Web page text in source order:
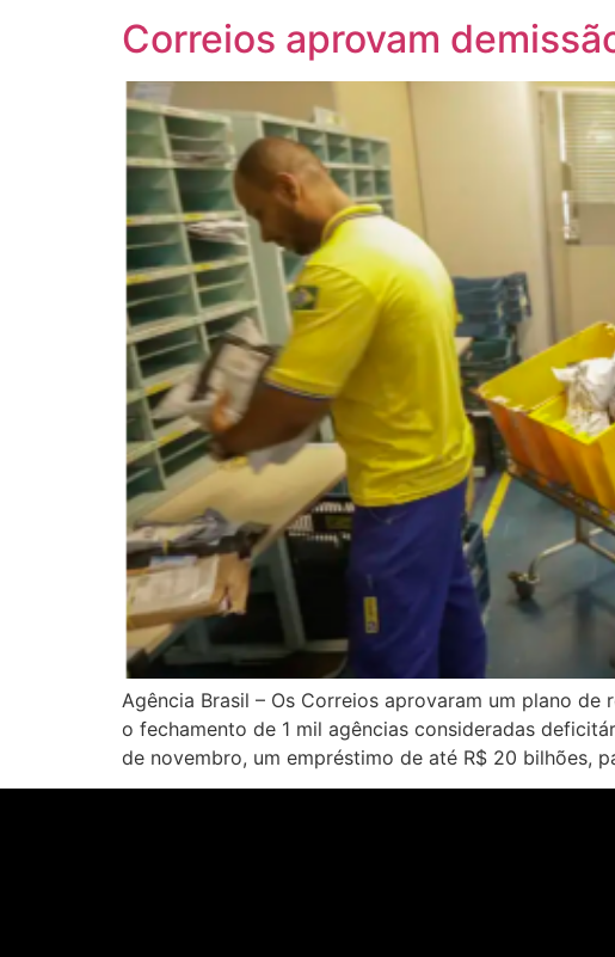
Correios aprovam
Agência Brasil – Os Correios aprovaram um plano
o fechamento de 1 mil agências consideradas
de novembro, um empréstimo de até R$ 20 bilhões,